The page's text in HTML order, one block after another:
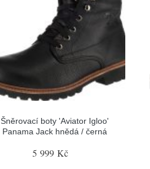
Šněrovací boty 'Aviator Igloo'
Panama Jack hnědá / černá
5 999 Kč